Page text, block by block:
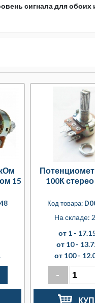
сигнала для обоих
15
100К
Код товара:
На складе:
от 1 -
от 10 -
от 100 -
-